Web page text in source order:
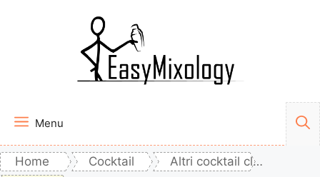
Menu
Home Cocktail
Altri cocktail classici